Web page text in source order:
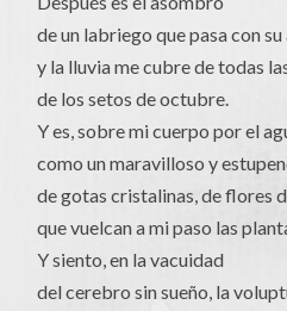
de un labriego que pasa con
y la lluvia me cubre de todas
de los setos de octubre.
Y es, sobre mi cuerpo por el
como un maravilloso y
de gotas cristalinas, de flores
que vuelcan a mi paso las
Y siento, en la vacuidad
del cerebro sin sueño, la